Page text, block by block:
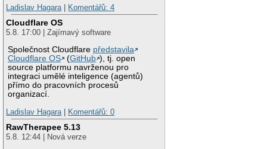
Ladislav Hagara
Komentářů: 4
Cloudflare OS
5.8. 17:00 | Zajímavý software
Společnost Cloudflare představila
Cloudflare OS
(GitHub ), tj. open
source platformu navrženou pro
integraci umělé inteligence (agentů)
přímo do pracovních procesů
organizací.
Ladislav Hagara
Komentářů: 0
RawTherapee 5.13
5.8. 12:44 | Nová verze